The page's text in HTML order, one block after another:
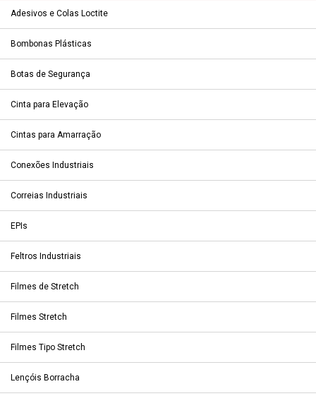
Adesivos e Colas Loctite
Bombonas Plásticas
Botas de Segurança
Cinta para Elevação
Cintas para Amarração
Conexões Industriais
Correias Industriais
EPIs
Feltros Industriais
Filmes de Stretch
Filmes Stretch
Filmes Tipo Stretch
Lençóis Borracha